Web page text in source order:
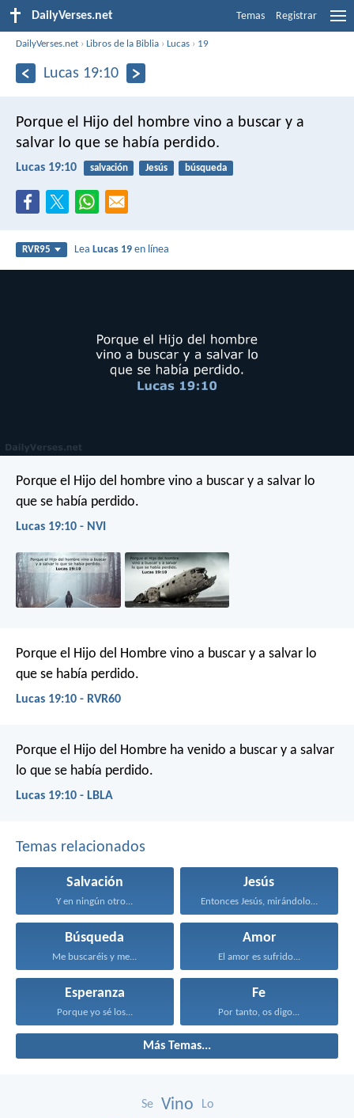
DailyVerses.net Temas Registrar
DailyVerses.net ›Libros de la Biblia ›Lucas › 19
Lucas 19:10
Porque el Hijo del hombre vino a buscar y a
salvar lo que se había perdido.
Lucas 19:10 salvación Jesús búsqueda
RVR95 LeaLucas 19 en línea
Porque el Hijo del hombre vino a buscar y a salvar lo
que se había perdido.
Lucas 19:10 - NVI
Porque el Hijo del Hombre vino a buscar y a salvar lo
que se había perdido.
Lucas 19:10 - RVR60
Porque el Hijo del Hombre ha venido a buscar y a salvar
lo que se había perdido.
Lucas 19:10 - LBLA
Temas relacionados
Salvación
Y en ningún otro...
Jesús
Entonces Jesús, mirándolos, dijo...
Búsqueda
Me buscaréis y me...
Amor
El amor es sufrido...
Esperanza
Porque yo sé los...
Fe
Por tanto, os digo...
Más Temas...
Se Vino Lo